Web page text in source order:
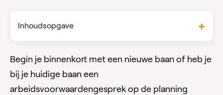
Begin je binnenkort met een nieuwe baan of heb je
bij je huidige baan een
arbeidsvoorwaardengesprek op de planning
Inhoudsopgave